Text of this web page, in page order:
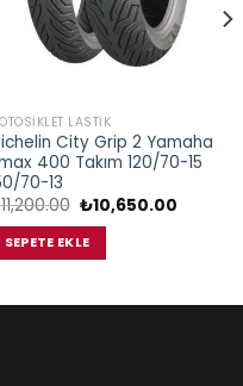
LASTIK
City Grip 2 Yamaha
400 Takım 120/70-15
70-13
11,200.00 Orijinal
fiyat:
₺11,200.00.
₺10,650.00Şu
SEPETE EKLE